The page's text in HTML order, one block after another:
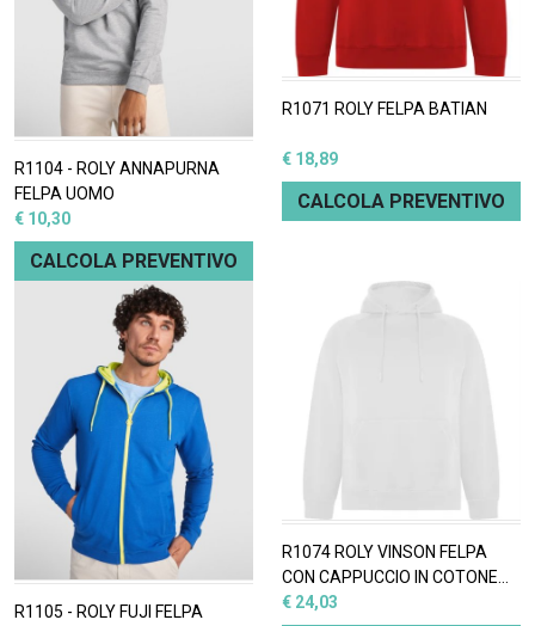
R1104 - ROLY ANNAPURNA
FELPA UOMO
€ 10,30
CALCOLA PREVENTIVO
R1071 ROLY FELPA BATIAN
€ 18,89
CALCOLA PREVENTIVO
R1105 - ROLY FUJI FELPA
R1074 ROLY VINSON FELPA
CON CAPPUCCIO IN COTONE
ORGANICO
€ 24,03